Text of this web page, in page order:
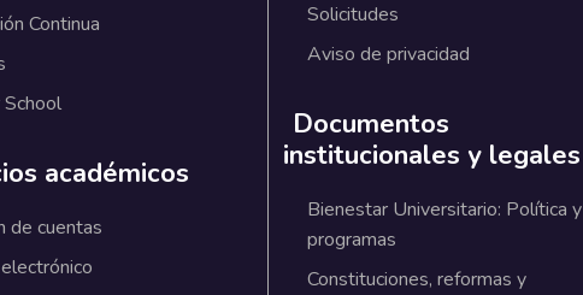
Continua
académicos
de cuentas
Solicitudes
Aviso de privacidad
Documentos
institucionales y legales
Bienestar Universitario: Política y
programas
Constituciones, reformas y